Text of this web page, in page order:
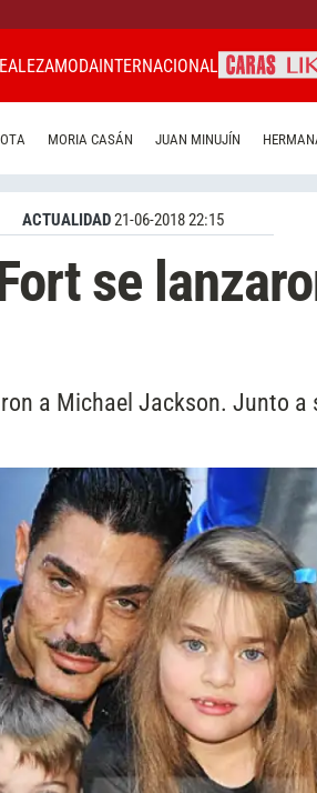
MODAINTERNACIONAL
MORIA CASÁN JUAN MINUJÍN
ACTUALIDAD21-06-2018 22:15
se
a Michael Jackson. Junto a